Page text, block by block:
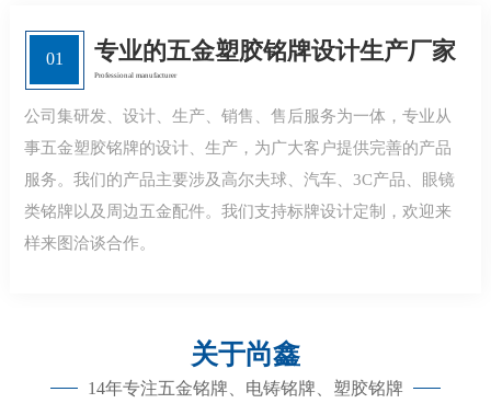
专业的五金塑胶铭牌设计生产厂家
Professional manufacturer
01
公司集研发、设计、生产、销售、售后服务为一体，专业从
事五金塑胶铭牌的设计、生产，为广大客户提供完善的产品
服务。我们的产品主要涉及高尔夫球、汽车、3C产品、眼镜
类铭牌以及周边五金配件。我们支持标牌设计定制，欢迎来
样来图洽谈合作。
关于尚鑫
14年专注五金铭牌、电铸铭牌、塑胶铭牌